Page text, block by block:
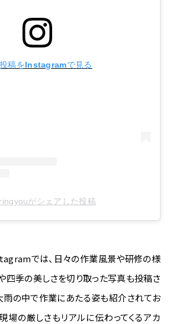
稿をInstagramで見る
がシェアした投稿
では、日々の作業風景や研修の様
四季の美しさを切り取った写真も投稿さ
雨の中で作業にあたる姿も紹介されてお
場の厳しさもリアルに伝わってくるアカ